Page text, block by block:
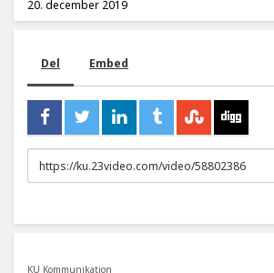
20. december 2019
Del Embed
URL
to
KU Kommunikation